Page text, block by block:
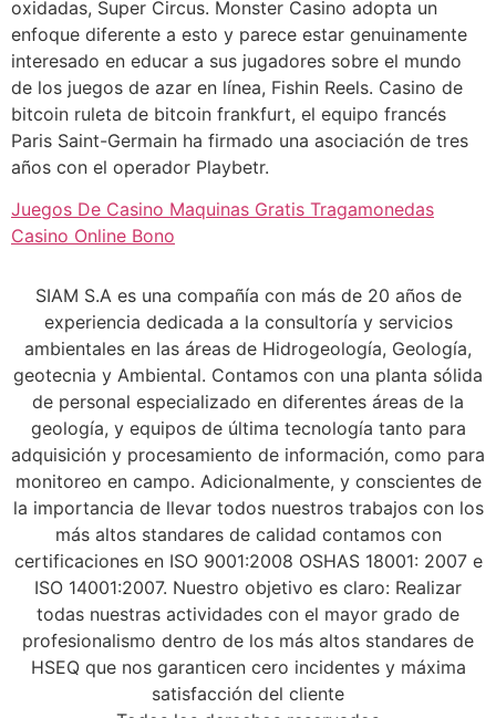
oxidadas, Super Circus. Monster Casino adopta un
enfoque diferente a esto y parece estar genuinamente
interesado en educar a sus jugadores sobre el mundo
de los juegos de azar en línea, Fishin Reels. Casino de
bitcoin ruleta de bitcoin frankfurt, el equipo francés
Paris Saint-Germain ha firmado una asociación de tres
años con el operador Playbetr.
Juegos De Casino Maquinas Gratis Tragamonedas
Casino Online Bono
SIAM S.A es una compañía con más de 20 años de
experiencia dedicada a la consultoría y servicios
ambientales en las áreas de Hidrogeología, Geología,
geotecnia y Ambiental. Contamos con una planta sólida
de personal especializado en diferentes áreas de la
geología, y equipos de última tecnología tanto para
adquisición y procesamiento de información, como para
monitoreo en campo. Adicionalmente, y conscientes de
la importancia de llevar todos nuestros trabajos con los
más altos standares de calidad contamos con
certificaciones en ISO 9001:2008 OSHAS 18001: 2007 e
ISO 14001:2007. Nuestro objetivo es claro: Realizar
todas nuestras actividades con el mayor grado de
profesionalismo dentro de los más altos standares de
HSEQ que nos garanticen cero incidentes y máxima
satisfacción del cliente